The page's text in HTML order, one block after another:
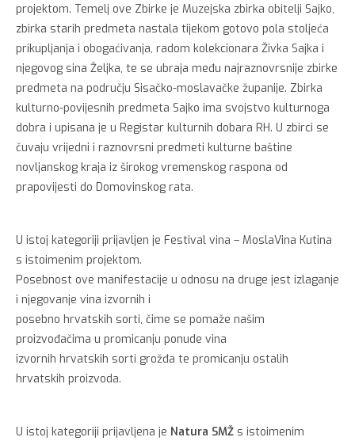
projektom. Temelj ove Zbirke je Muzejska zbirka obitelji Sajko,
zbirka starih predmeta nastala tijekom gotovo pola stoljeća
prikupljanja i obogaćivanja, radom kolekcionara Živka Sajka i
njegovog sina Željka, te se ubraja među najraznovrsnije zbirke
predmeta na području Sisačko-moslavačke županije. Zbirka
kulturno-povijesnih predmeta Sajko ima svojstvo kulturnoga
dobra i upisana je u Registar kulturnih dobara RH. U zbirci se
čuvaju vrijedni i raznovrsni predmeti kulturne baštine
novljanskog kraja iz širokog vremenskog raspona od
prapovijesti do Domovinskog rata.
U istoj kategoriji prijavljen je Festival vina – MoslaVina Kutina
s istoimenim projektom.
Posebnost ove manifestacije u odnosu na druge jest izlaganje
i njegovanje vina izvornih i
posebno hrvatskih sorti, čime se pomaže našim
proizvođačima u promicanju ponude vina
izvornih hrvatskih sorti grožđa te promicanju ostalih
hrvatskih proizvoda.
U istoj kategoriji prijavljena je Natura SMŽ s istoimenim